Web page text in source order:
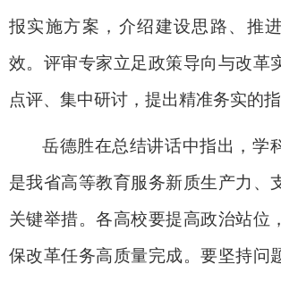
报实施方案，介绍建设思路、推
效。评审专家立足政策导向与改革
点评、集中研讨，提出精准务实的指
岳德胜在总结讲话中指出，学
是我省高等教育服务新质生产力、
关键举措。各高校要提高政治站位
保改革任务高质量完成。要坚持问